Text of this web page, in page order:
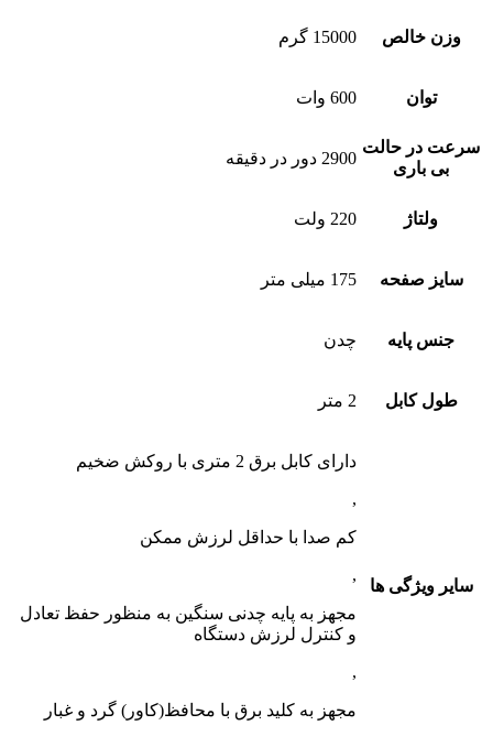
وزن خالص 15000 گرم
توان 600 وات
سرعت در حالت
بی باری
2900 دور در دقیقه
ولتاژ 220 ولت
سایز صفحه 175 میلی متر
جنس پایه چدن
طول کابل 2 متر
سایر ویژگی ها
دارای کابل برق 2 متری با روکش ضخیم
,
کم صدا با حداقل لرزش ممکن
,
مجهز به پایه چدنی سنگین به منظور حفظ تعادل
و کنترل لرزش دستگاه
,
مجهز به کلید برق با محافظ(کاور) گرد و غبار